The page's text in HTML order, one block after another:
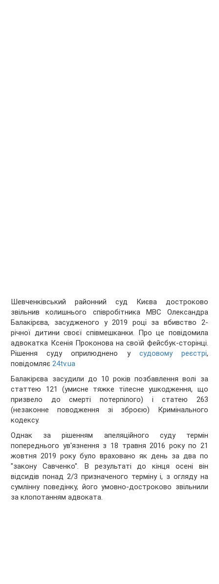
Шевченківський районний суд Києва достроково
звільнив колишнього співробітника МВС Олександра
Балакірєва, засудженого у 2019 році за вбивство 2-
річної дитини своєї співмешканки. Про це повідомила
адвокатка Ксенія Проконова на своїй фейсбук-сторінці.
Рішення суду оприлюднено у судовому реєстрі,
повідомляє 24tv.ua
Балакірєва засудили до 10 років позбавлення волі за
статтею 121 (умисне тяжке тілесне ушкодження, що
призвело до смерті потерпілого) і статею 263
(незаконне поводження зі зброєю) Кримінального
кодексу.
Однак за рішенням апеляційного суду термін
попереднього ув'язнення з 18 травня 2016 року по 21
жовтня 2019 року було враховано як день за два по
"закону Савченко". В результаті до кінця осені він
відсидів понад 2/3 призначеного терміну і, з огляду на
сумлінну поведінку, його умовно-достроково звільнили
за клопотанням адвоката.